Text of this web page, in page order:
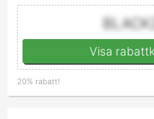
Visa
20% rabatt!